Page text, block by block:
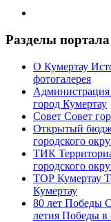
Разделы портала
О Кумертау
фотогалерея
Администрация
город Кумертау
Совет Совет
Открытый
городского
ТИК
городского
ТОР Кумертау
Кумертау
80 лет Победы
летия Победы в